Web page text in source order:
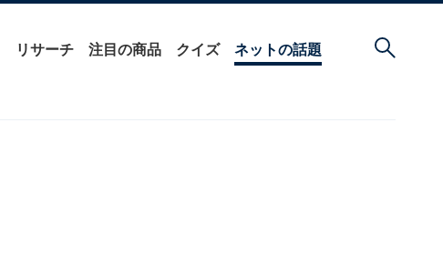
リサーチ 注目の商品 クイズ ネットの話題